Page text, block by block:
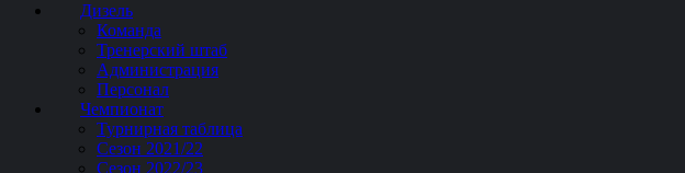
Дизель
Команда
Тренерский штаб
Администрация
Персонал
Чемпионат
Турнирная таблица
Сезон 2021/22
Сезон 2022/23